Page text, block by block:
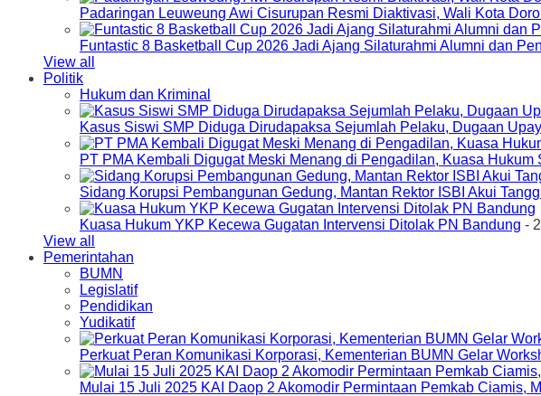
Padaringan Leuweung Awi Cisurupan Resmi Diaktivasi, Wali Kota
Funtastic 8 Basketball Cup 2026 Jadi Ajang Silaturahmi Alumni dan
View all
Politik
Hukum dan Kriminal
Kasus Siswi SMP Diduga Dirudapaksa Sejumlah Pelaku, Dugaan
PT PMA Kembali Digugat Meski Menang di Pengadilan, Kuasa Hukum
Sidang Korupsi Pembangunan Gedung, Mantan Rektor ISBI Akui
Kuasa Hukum YKP Kecewa Gugatan Intervensi Ditolak PN Bandung -
View all
Pemerintahan
BUMN
Legislatif
Pendidikan
Yudikatif
Perkuat Peran Komunikasi Korporasi, Kementerian BUMN Gelar
Mulai 15 Juli 2025 KAI Daop 2 Akomodir Permintaan Pemkab Ciamis,